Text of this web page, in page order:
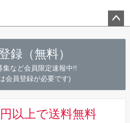
録（無料）
集など会員限定速報中!!
会員登録が必要です)
以上で送料無料